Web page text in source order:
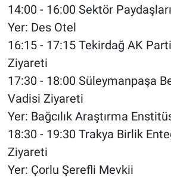
14:00 - 16:00 Sektör
Yer: Des Otel
16:15 - 17:15 Tekirdağ AK Parti
Ziyareti
17:30 - 18:00 Süleymanpaşa
Vadisi Ziyareti
Yer: Bağcılık Araştırma
18:30 - 19:30 Trakya Birlik
Ziyareti
Yer: Çorlu Şerefli Mevkii